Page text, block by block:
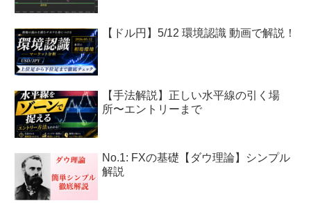
【ドル円】5/12 環境認識 動画で解説！
【手法解説】正しい水平線の引く場
所〜エントリーまで
No.1: FXの基礎【ダウ理論】シンプル
解説